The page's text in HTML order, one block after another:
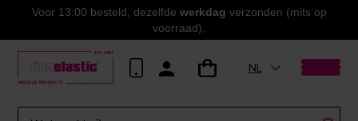
Voor 13:00 besteld, dezelfde werkdag verzonden (mits op
voorraad).
NL